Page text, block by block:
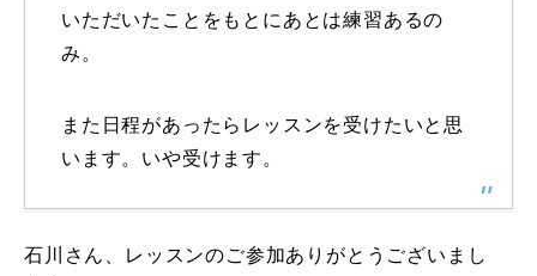
お申し込みについて
最新レッスン動画
Online Store
コブ斜面の滑り方解説動画
いただいたことをもとにあとは練習あるの
み。
また日程があったらレッスンを受けたいと思
います。いや受けます。
石川さん、レッスンのご参加ありがとうございまし